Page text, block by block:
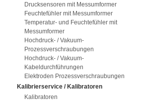
Drucksensoren mit Messumformer
Feuchtefühler mit Messumformer
Temperatur- und Feuchtefühler mit
Messumformer
Hochdruck- / Vakuum-
Prozessverschraubungen
Hochdruck- / Vakuum-
Kabeldurchführungen
Elektroden Prozessverschraubungen
Kalibrierservice / Kalibratoren
Kalibratoren